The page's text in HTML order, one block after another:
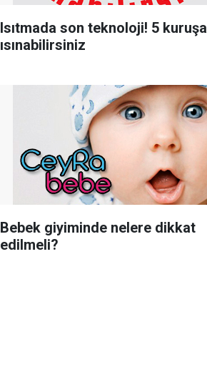
Isıtmada son teknoloji! 5 kuruşa
ısınabilirsiniz
Bebek giyiminde nelere dikkat
edilmeli?